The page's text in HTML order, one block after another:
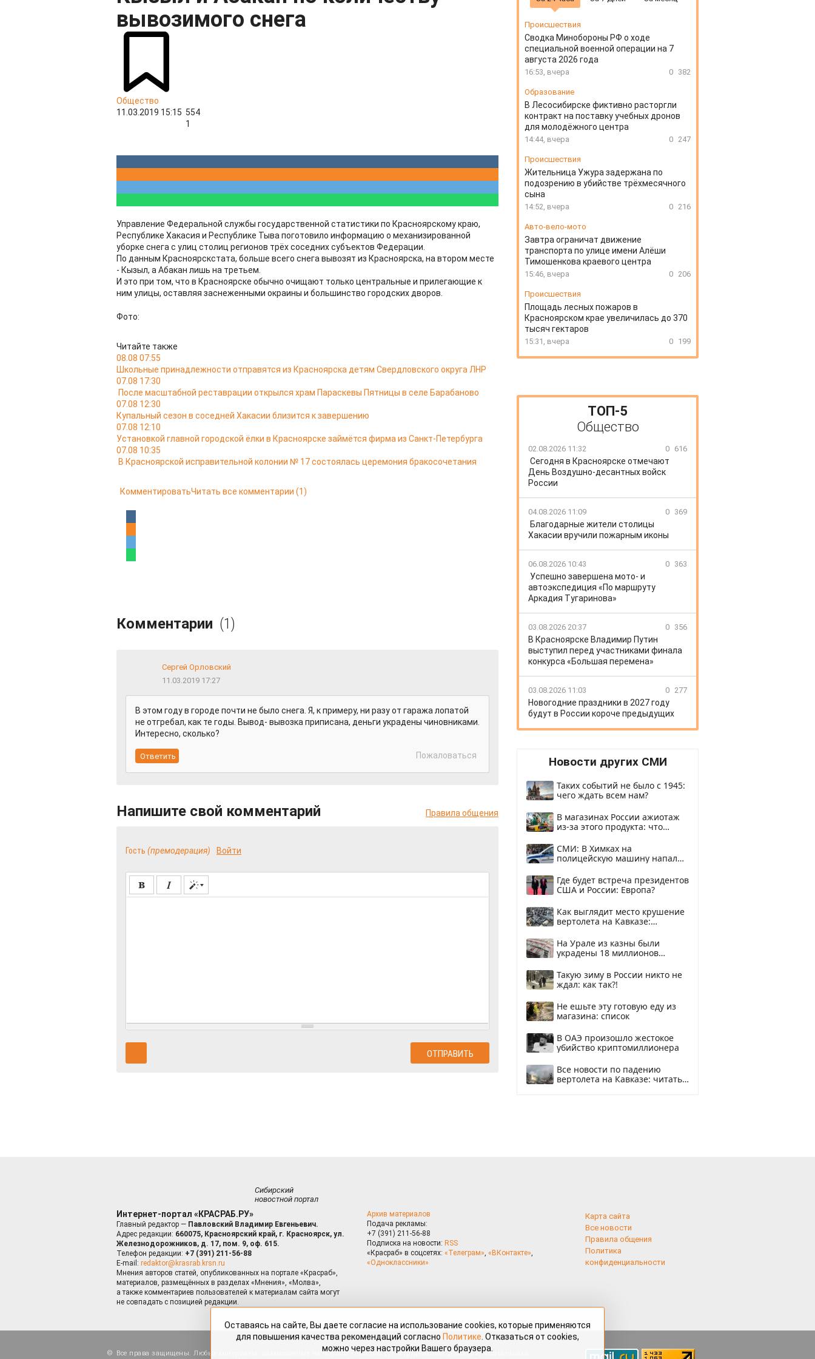
вывозимого снега
Общество
11.03.2019 15:15 554
1
Управление Федеральной службы государственной статистики по Красноярскому краю,
Республике Хакасия и Республике Тыва поготовило информацию о механизированной
уборке снега с улиц столиц регионов трёх соседних субъектов Федерации.
По данным Красноярскстата, больше всего снега вывозят из Красноярска, на втором месте
- Кызыл, а Абакан лишь на третьем.
И это при том, что в Красноярске обычно очищают только центральные и прилегающие к
ним улицы, оставляя заснеженными окраины и большинство городских дворов.
Фото:
Читайте также
08.08 07:55
Школьные принадлежности отправятся из Красноярска детям Свердловского округа ЛНР
07.08 17:30
После масштабной реставрации открылся храм Параскевы Пятницы в селе Барабаново
07.08 12:30
Купальный сезон в соседней Хакасии близится к завершению
07.08 12:10
Установкой главной городской ёлки в Красноярске займётся фирма из Санкт-Петербурга
07.08 10:35
В Красноярской исправительной колонии № 17 состоялась церемония бракосочетания
КомментироватьЧитать все комментарии (1)
Комментарии (1)
Сергей Орловский
11.03.2019 17:27
В этом году в городе почти не было снега. Я, к примеру, ни разу от гаража лопатой
не отгребал, как те годы. Вывод- вывозка приписана, деньги украдены чиновниками.
Интересно, сколько?
Пожаловаться
Напишите свой комментарий Правила общения
Гость (премодерация) Войти
Происшествия
Сводка Минобороны РФ о ходе
специальной военной операции на 7
августа 2026 года
16:53, вчера 0 382
Образование
В Лесосибирске фиктивно расторгли
контракт на поставку учебных дронов
для молодёжного центра
14:44, вчера 0 247
Происшествия
Жительница Ужура задержана по
подозрению в убийстве трёхмесячного
сына
14:52, вчера 0 216
Авто-вело-мото
Завтра ограничат движение
транспорта по улице имени Алёши
Тимошенкова краевого центра
15:46, вчера 0 206
Происшествия
Площадь лесных пожаров в
Красноярском крае увеличилась до 370
тысяч гектаров
15:31, вчера 0 199
ТОП-5
Общество
02.08.2026 11:32 0 616
Сегодня в Красноярске отмечают
День Воздушно-десантных войск
России
04.08.2026 11:09 0 369
Благодарные жители столицы
Хакасии вручили пожарным иконы
06.08.2026 10:43 0 363
Успешно завершена мото- и
автоэкспедиция «По маршруту
Аркадия Тугаринова»
03.08.2026 20:37 0 356
В Красноярске Владимир Путин
выступил перед участниками финала
конкурса «Большая перемена»
03.08.2026 11:03 0 277
Новогодние праздники в 2027 году
будут в России короче предыдущих
Новости других СМИ
Таких событий не было с 1945:
чего ждать всем нам?
В магазинах России ажиотаж
из-за этого продукта: что
СМИ: В Химках на
полицейскую машину напали
Где будет встреча президентов
США и России: Европа?
Как выглядит место крушение
вертолета на Кавказе:
На Урале из казны были
украдены 18 миллионов
Такую зиму в России никто не
ждал: как так?!
Не ешьте эту готовую еду из
магазина: список
В ОАЭ произошло жестокое
убийство криптомиллионера
Все новости по падению
вертолета на Кавказе: читать
Сибирский
новостной портал
Интернет-портал «КРАСРАБ.РУ»
Главный редактор — Павловский Владимир Евгеньевич.
Адрес редакции: 660075, Красноярский край, г. Красноярск, ул.
Железнодорожников, д. 17, пом. 9, оф. 615.
Телефон редакции: +7 (391) 211-56-88
E-mail: redaktor@krasrab.krsn.ru
Мнения авторов статей, опубликованных на портале «Красраб»,
материалов, размещённых в разделах «Мнения», «Молва»,
а также комментариев пользователей к материалам сайта могут
не совпадать с позицией редакции.
Архив материалов
Подача рекламы:
+7 (391) 211-56-88
Подписка на новости: RSS
«Красраб» в соцсетях: «Телеграм», «ВКонтакте»,
«Одноклассники»
Карта сайта
Все новости
Правила общения
Политика
конфиденциальности
Все права защищены. Любые материалы, размещённые на портале «Красраб.ру» сотрудниками редакции, нештатными
Оставаясь на сайте, Вы даете согласие на использование cookies, которые применяются
можно через настройки Вашего браузера.